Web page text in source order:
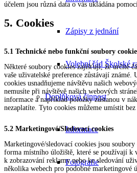
Zápisy z jednání
Volební řád Školské
Doplňková činnost
Informace
Fotografie
účelem jsou různá data o vás ukládána
5. Cookies
5.1 Technické nebo funkční soubory
Některé soubory cookies zajišťují, že určité
vaše uživatelské preference zůstávají
cookies usnadňujeme návštěvu našich
nemusíte při návštěvě našich webových
informace a například položky zůstanou v
nezaplatíte. Tyto cookies můžeme umístit bez
5.2 Marketingové/Sledovací cookies
Marketingové/sledovací cookies jsou
forma místního úložiště, které se používají
k zobrazování reklamy nebo ke sledování
několika webech pro podobné marketingové